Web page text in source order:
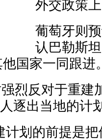
外交政策
葡萄牙则
认巴勒斯
国家一同跟进
烈反对于重建
逐出当地的计
计划的前提是